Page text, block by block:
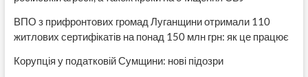
ВПО з прифронтових громад Луганщини отримали 110
житлових сертифікатів на понад 150 млн грн: як це працює
Корупція у податковій Сумщини: нові підозри